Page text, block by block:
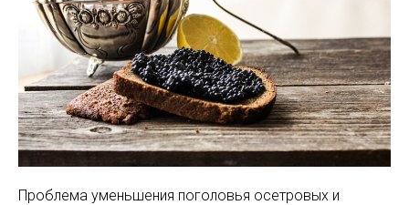
Проблема уменьшения поголовья осетровых и